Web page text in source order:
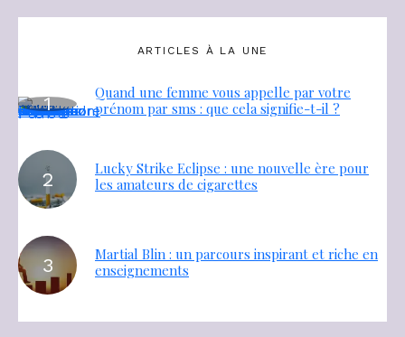
ARTICLES À LA UNE
Quand une femme vous appelle par votre
prénom par sms : que cela signifie-t-il ?
Lucky Strike Eclipse : une nouvelle ère pour
les amateurs de cigarettes
Martial Blin : un parcours inspirant et riche en
enseignements